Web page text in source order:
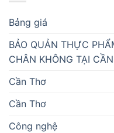
Bảng giá
BẢO QUẢN THỰC
CHÂN KHÔNG TẠI
Cần Thơ
Cần Thơ
Công nghệ